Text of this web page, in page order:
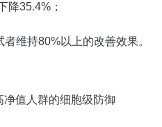
降35.4%；
维持80%以上的改善效果。
值人群的细胞级防御